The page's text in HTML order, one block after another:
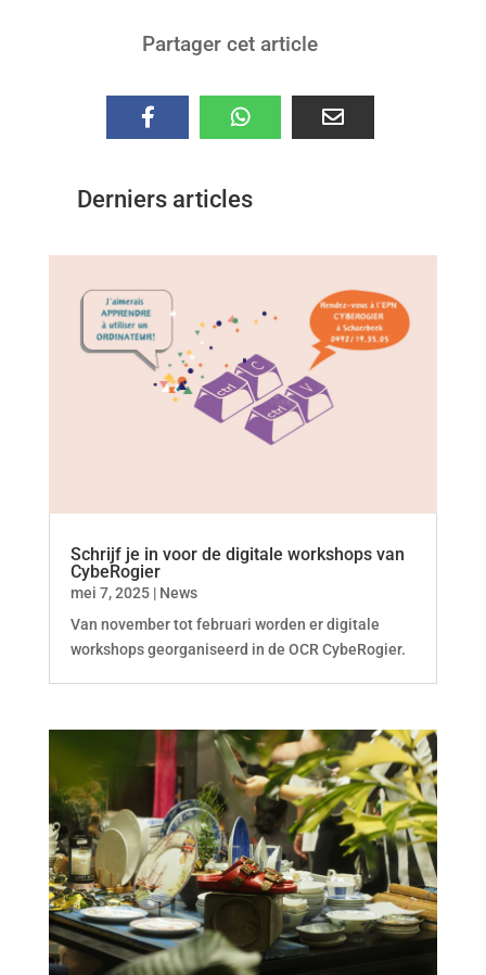
Partager cet article
Derniers articles
Schrijf je in voor de digitale workshops van
CybeRogier
mei 7, 2025| News
Van november tot februari worden er digitale
workshops georganiseerd in de OCR CybeRogier.